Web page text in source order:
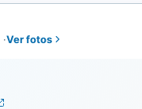
·Ver fotos